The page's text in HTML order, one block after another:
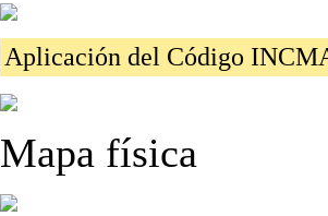
Aplicación del Código
Mapa física